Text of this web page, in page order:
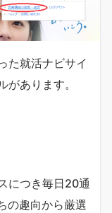
た就活ナビサイ
があります。
につき毎日20通
の趣向から厳選